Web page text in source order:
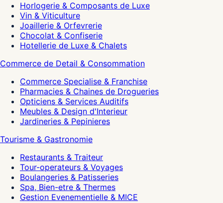
Horlogerie & Composants de Luxe
Vin & Viticulture
Joaillerie & Orfevrerie
Chocolat & Confiserie
Hotellerie de Luxe & Chalets
Commerce de Detail & Consommation
Commerce Specialise & Franchise
Pharmacies & Chaines de Drogueries
Opticiens & Services Auditifs
Meubles & Design d'Interieur
Jardineries & Pepinieres
Tourisme & Gastronomie
Restaurants & Traiteur
Tour-operateurs & Voyages
Boulangeries & Patisseries
Spa, Bien-etre & Thermes
Gestion Evenementielle & MICE